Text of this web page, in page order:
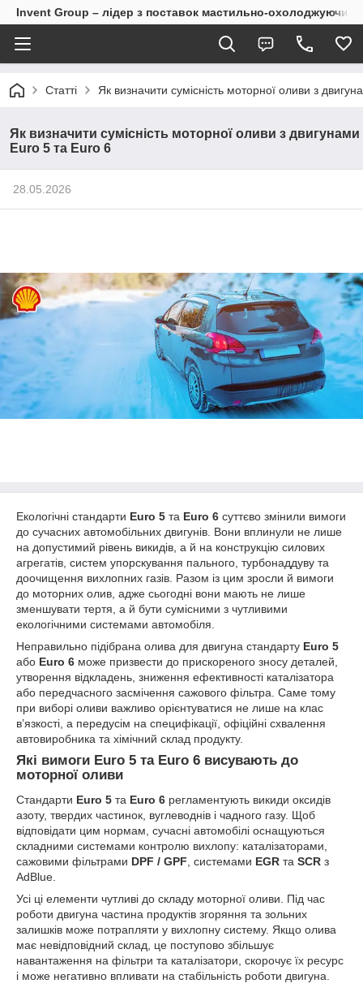
Invent Group – лідер з поставок мастильно-охолоджуючих
Статті Як визначити сумісність моторної оливи з
Як визначити сумісність моторної оливи з двигунами
Euro 5 та Euro 6
28.05.2026
Екологічні стандарти Euro 5 та Euro 6 суттєво змінили вимоги
до сучасних автомобільних двигунів. Вони вплинули не лише
на допустимий рівень викидів, а й на конструкцію силових
агрегатів, систем упорскування пального, турбонаддуву та
доочищення вихлопних газів. Разом із цим зросли й вимоги
до моторних олив, адже сьогодні вони мають не лише
зменшувати тертя, а й бути сумісними з чутливими
екологічними системами автомобіля.
Неправильно підібрана олива для двигуна стандарту Euro 5
або Euro 6 може призвести до прискореного зносу деталей,
утворення відкладень, зниження ефективності каталізатора
або передчасного засмічення сажового фільтра. Саме тому
при виборі оливи важливо орієнтуватися не лише на клас
в’язкості, а передусім на специфікації, офіційні схвалення
автовиробника та хімічний склад продукту.
Які вимоги Euro 5 та Euro 6 висувають до
моторної оливи
Стандарти Euro 5 та Euro 6 регламентують викиди оксидів
азоту, твердих частинок, вуглеводнів і чадного газу. Щоб
відповідати цим нормам, сучасні автомобілі оснащуються
складними системами контролю вихлопу: каталізаторами,
сажовими фільтрами DPF / GPF , системами EGR та SCR з
AdBlue.
Усі ці елементи чутливі до складу моторної оливи. Під час
роботи двигуна частина продуктів згоряння та зольних
залишків може потрапляти у вихлопну систему. Якщо олива
має невідповідний склад, це поступово збільшує
навантаження на фільтри та каталізатори, скорочує їх ресурс
і може негативно впливати на стабільність роботи двигуна.